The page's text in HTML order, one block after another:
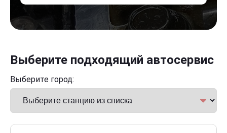
Выберите подходящий автосервис
Выберите город: